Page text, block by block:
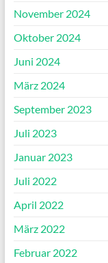
November 2024
Oktober 2024
Juni 2024
März 2024
September 2023
Juli 2023
Januar 2023
Juli 2022
April 2022
März 2022
Februar 2022